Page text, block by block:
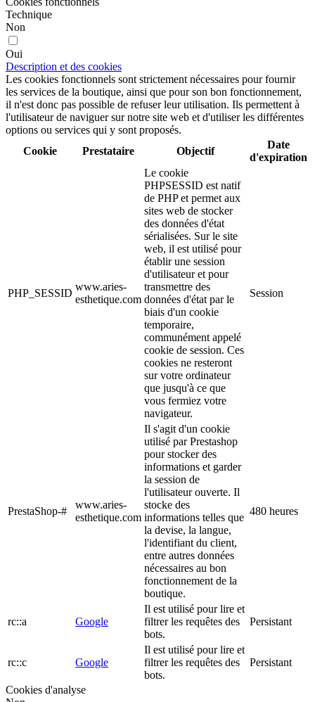
Technique
Non
Oui
Description et des cookies
Les cookies fonctionnels sont strictement nécessaires pour fournir
les services de la boutique, ainsi que pour son bon fonctionnement,
il n'est donc pas possible de refuser leur utilisation. Ils permettent à
l'utilisateur de naviguer sur notre site web et d'utiliser les différentes
options ou services qui y sont proposés.
Cookie
Prestataire Objectif
Date
d'expiration
PHP_SESSID
www.aries-
esthetique.com
Le cookie
PHPSESSID est natif
de PHP et permet aux
sites web de stocker
des données d'état
sérialisées. Sur le site
web, il est utilisé pour
établir une session
d'utilisateur et pour
transmettre des
données d'état par le
biais d'un cookie
temporaire,
communément appelé
cookie de session. Ces
cookies ne resteront
sur votre ordinateur
que jusqu'à ce que
vous fermiez votre
navigateur.
Session
PrestaShop-#
www.aries-
esthetique.com
Il s'agit d'un cookie
utilisé par Prestashop
pour stocker des
informations et garder
la session de
l'utilisateur ouverte. Il
stocke des
informations telles que
la devise, la langue,
l'identifiant du client,
entre autres données
nécessaires au bon
fonctionnement de la
boutique.
480 heures
rc::a Google
Il est utilisé pour lire et
filtrer les requêtes des
bots.
Persistant
rc::c Google
Il est utilisé pour lire et
filtrer les requêtes des
bots.
Persistant
Cookies d'analyse